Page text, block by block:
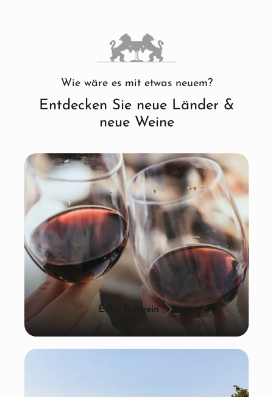
Wie wäre es mit etwas neuem?
Entdecken Sie neue Länder &
neue Weine
Edler Rotwein